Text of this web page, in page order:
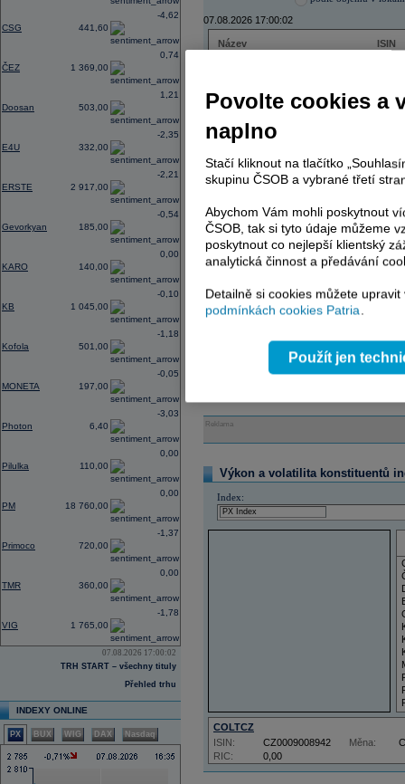
CSG 441,60
-4,62
ČEZ 1 369,00
0,74
Doosan 503,00
1,21
E4U 332,00
-2,35
ERSTE 2 917,00
-2,21
Gevorkyan 185,00
-0,54
KARO 140,00
0,00
KB 1 045,00
-0,10
Kofola 501,00
-1,18
MONETA 197,00
-0,05
Photon 6,40
-3,03
Pilulka 110,00
0,00
PM 18 760,00
0,00
Primoco 720,00
-1,37
TMR 360,00
0,00
VIG 1 765,00
-1,78
07.08.2026 17:00:02
TRH START – všechny tituly
Přehled trhu
INDEXY ONLINE
PX BUX WIG DAX Nasdaq
07.08.2026 17:00:02
Název
ISIN
ERSTE BANK
TMR
AD index - vývoj
Region
Reklama
Výkon a volatilita konstituentů
Index:
COLTCZ
RIC: 0,00
ISIN: CZ0009008942 Měna:
Povolte cookies a
naplno
Stačí kliknout na tlačítko
skupinu ČSOB a vybrané třetí
Abychom Vám mohli poskytnout
ČSOB, tak si tyto údaje můžeme
poskytnout co nejlepší klientský
analytická činnost a předávání
Detailně si cookies můžete
podmínkách cookies Patria.
Použít jen